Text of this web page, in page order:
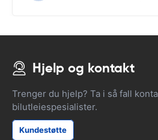
Hjelp og kontakt
Trenger du hjelp? Ta i så fall
bilutleiespesialister.
Kundestøtte